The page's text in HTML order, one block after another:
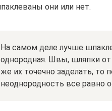
они или нет.
На самом деле лучше
однородная. Швы, шляпки
же их точечно заделать, то
неоднородность все равно